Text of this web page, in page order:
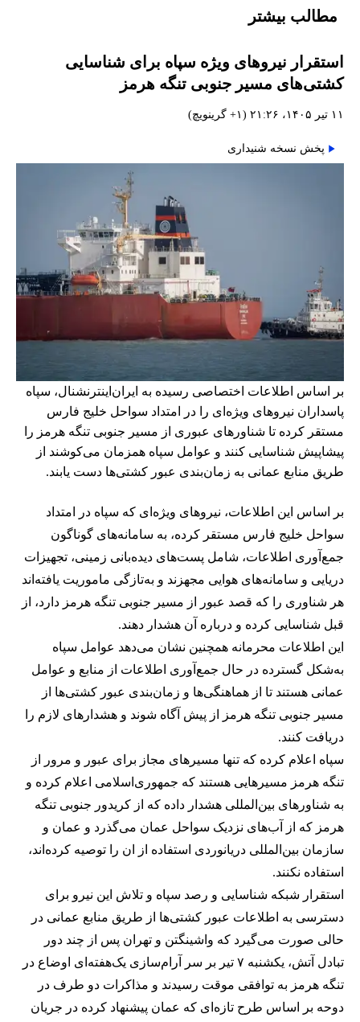
مطالب بیشتر
استقرار نیروهای ویژه سپاه برای شناسایی
کشتی‌های مسیر جنوبی تنگه هرمز
۱۱ تیر ۱۴۰۵، ۲۱:۲۶ (‎+۱ گرینویچ)
پخش نسخه شنیداری
بر اساس اطلاعات اختصاصی رسیده به ایران‌اینترنشنال، سپاه
پاسداران نیروهای ویژه‌ای را در امتداد سواحل خلیج فارس
مستقر کرده تا شناورهای عبوری از مسیر جنوبی تنگه هرمز را
پیشاپیش شناسایی کنند و عوامل سپاه همزمان می‌کوشند از
طریق منابع عمانی به زمان‌بندی عبور کشتی‌ها دست یابند.
بر اساس این اطلاعات، نیروهای ویژه‌ای که سپاه در امتداد
سواحل خلیج فارس مستقر کرده، به سامانه‌های گوناگون
جمع‌آوری اطلاعات، شامل پست‌های دیده‌بانی زمینی، تجهیزات
دریایی و سامانه‌های هوایی مجهزند و به‌تازگی ماموریت یافته‌اند
هر شناوری را که قصد عبور از مسیر جنوبی تنگه هرمز دارد، از
قبل شناسایی کرده و درباره آن هشدار دهند.
این اطلاعات محرمانه همچنین نشان می‌دهد عوامل سپاه
به‌شکل گسترده در حال جمع‌آوری اطلاعات از منابع و عوامل
عمانی هستند تا از هماهنگی‌ها و زمان‌بندی عبور کشتی‌ها از
مسیر جنوبی تنگه هرمز از پیش آگاه شوند و هشدارهای لازم را
دریافت کنند.
سپاه اعلام کرده که تنها مسیرهای مجاز برای عبور و مرور از
تنگه هرمز مسیرهایی هستند که جمهوری‌اسلامی اعلام کرده و
به شناورهای بین‌المللی هشدار داده که از کریدور جنوبی تنگه
هرمز که از آب‌های نزدیک سواحل عمان می‌گذرد و عمان و
سازمان بین‌المللی دریانوردی استفاده از ان را توصیه کرده‌اند،
استفاده نکنند.
استقرار شبکه شناسایی و رصد سپاه و تلاش این نیرو برای
دسترسی به اطلاعات عبور کشتی‌ها از طریق منابع عمانی در
حالی صورت می‌گیرد که واشینگتن و تهران پس از چند دور
تبادل آتش، یکشنبه ۷ تیر بر سر آرام‌سازی یک‌هفته‌ای اوضاع در
تنگه هرمز به توافقی موقت رسیدند و مذاکرات دو طرف در
دوحه بر اساس طرح تازه‌ای که عمان پیشنهاد کرده در جریان